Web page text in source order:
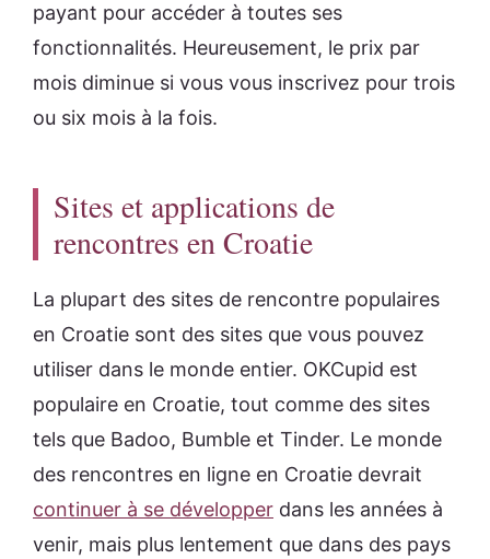
payant pour accéder à toutes ses
fonctionnalités. Heureusement, le prix par
mois diminue si vous vous inscrivez pour trois
ou six mois à la fois.
Sites et applications de
rencontres en Croatie
La plupart des sites de rencontre populaires
en Croatie sont des sites que vous pouvez
utiliser dans le monde entier. OKCupid est
populaire en Croatie, tout comme des sites
tels que Badoo, Bumble et Tinder. Le monde
des rencontres en ligne en Croatie devrait
continuer à se développer dans les années à
venir, mais plus lentement que dans des pays